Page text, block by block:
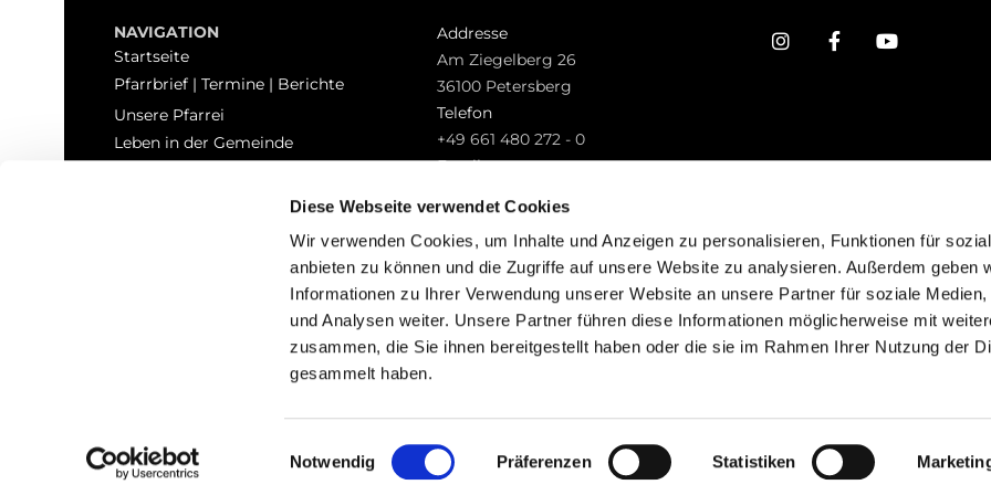
Diese Webseite verwendet Cookies
Wir verwenden Cookies, um Inhalte und Anzeigen zu personalisieren, Funktionen für
anbieten zu können und die Zugriffe auf unsere Website zu analysieren. Außerdem geben
Informationen zu Ihrer Verwendung unserer Website an unsere Partner für soziale Medien,
und Analysen weiter. Unsere Partner führen diese Informationen möglicherweise mit
zusammen, die Sie ihnen bereitgestellt haben oder die sie im Rahmen Ihrer Nutzung der
gesammelt haben.
Einwilligungsauswahl
Notwendig Präferenzen Statistiken
NAVIGATION
Startseite
Pfarrbrief | Termine | Berichte
Unsere Pfarrei
Leben in der Gemeinde
Addresse
Am Ziegelberg 26
36100 Petersberg
Telefon
+49 661 480 272 - 0
Email
Impressum Datenschutzerklärung ChurchDesk-